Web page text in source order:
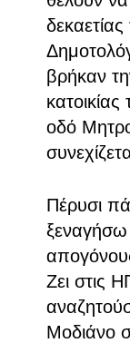
βρήκαν
οδό
Πέρυσι
ξεναγήσω
Ζει στις
Μοδιάνο